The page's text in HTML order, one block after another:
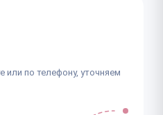
или по телефону, уточняем